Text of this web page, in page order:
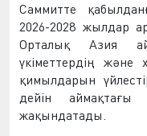
Саммитте қабылдан
2026-2028 жылдар
Орталық Азия
үкіметтердің және
қимылдарын ү
дейін
аймақтағы
жақындатады.